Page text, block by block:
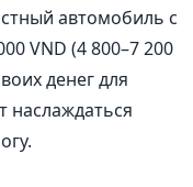
автомобиль с
VND (4 800–7 200
денег для
наслаждаться